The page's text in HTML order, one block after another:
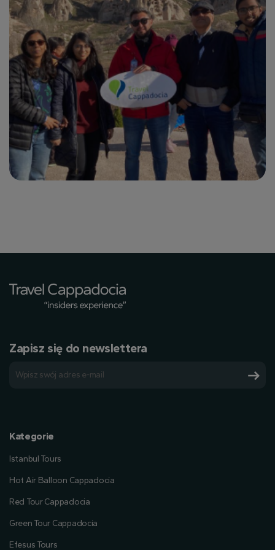
Zapisz się do newslettera
Kategorie
Istanbul Tours
Hot Air Balloon Cappadocia
Red Tour Cappadocia
Green Tour Cappadocia
Efesus Tours